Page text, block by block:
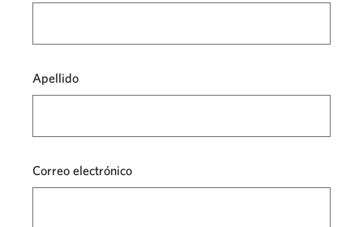
Apellido
Correo electrónico